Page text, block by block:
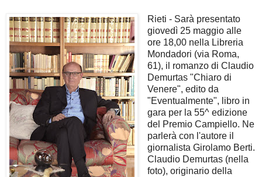
Rieti - Sarà presentato
giovedì 25 maggio alle
ore 18,00 nella Libreria
Mondadori (via Roma,
61), il romanzo di Claudio
Demurtas "Chiaro di
Venere", edito da
"Eventualmente", libro in
gara per la 55^ edizione
del Premio Campiello. Ne
parlerà con l'autore il
giornalista Girolamo Berti.
Claudio Demurtas (nella
foto), originario della